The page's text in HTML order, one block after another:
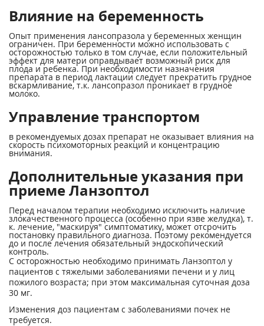
Влияние на беременность
Опыт применения лансопразола у беременных женщин
ограничен. При беременности можно использовать с
осторожностью только в том случае, если положительный
эффект для матери оправдывает возможный риск для
плода и ребенка. При необходимости назначения
препарата в период лактации следует прекратить грудное
вскармливание, т.к. лансопразол проникает в грудное
молоко.
Управление транспортом
в рекомендуемых дозах препарат не оказывает влияния на
скорость психомоторных реакций и концентрацию
внимания.
Дополнительные указания при
приеме Ланзоптол
Перед началом терапии необходимо исключить наличие
злокачественного процесса (особенно при язве желудка), т.
к. лечение, "маскируя" симптоматику, может отсрочить
постановку правильного диагноза. Поэтому рекомендуется
до и после лечения обязательный эндоскопический
контроль.
С осторожностью необходимо принимать Ланзоптол у
пациентов с тяжелыми заболеваниями печени и у лиц
пожилого возраста; при этом максимальная суточная доза
30 мг.
Изменения доз пациентам с заболеваниями почек не
требуется.